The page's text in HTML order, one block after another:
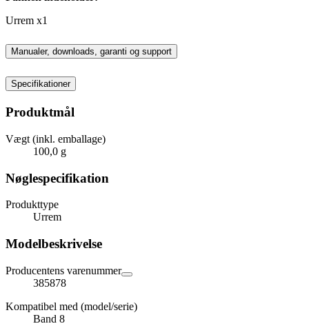
Urrem x1
Manualer, downloads, garanti og support
Specifikationer
Produktmål
Vægt (inkl. emballage)
100,0 g
Nøglespecifikation
Produkttype
Urrem
Modelbeskrivelse
Producentens varenummer
385878
Kompatibel med (model/serie)
Band 8